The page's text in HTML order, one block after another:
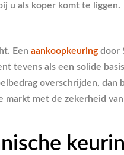
u als koper komt te liggen.
Een aankoopkeuring door
tevens als een solide
overschrijden,
met de zekerheid